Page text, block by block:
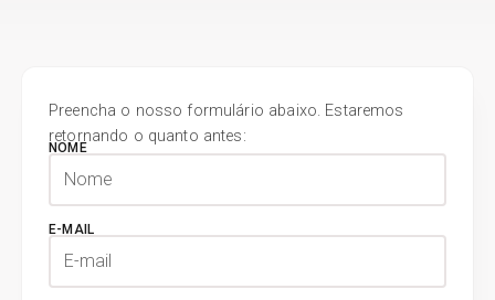
Preencha o nosso formulário abaixo. Estaremos
retornando o quanto antes:
NOME
E-MAIL